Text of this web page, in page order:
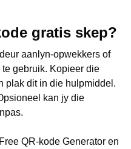
gratis skep?
aanlyn-opwekkers of
gebruik. Kopieer die
plak dit in die hulpmiddel.
kan jy die
QR-kode Generator en